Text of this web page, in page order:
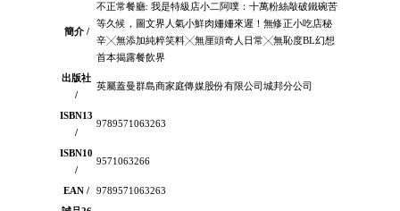
簡介 /
不正常餐廳: 我是特級店小二阿噗：十萬粉絲敲破鐵碗苦
等久候，圖文界人氣小鮮肉姍姍來遲！無修正小吃店秘
辛╳無添加純粹笑料╳無厘頭奇人日常╳無恥度BL幻想
首本揭露餐飲界
出版社
/
英屬蓋曼群島商家庭傳媒股份有限公司城邦分公司
ISBN13
/
9789571063263
ISBN10
/
9571063266
EAN /
9789571063263